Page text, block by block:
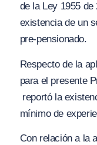
de la Ley 1955
existencia de un
pre-pensionado.
Respecto de la
para el presente
reportó la
mínimo de
Con relación a la